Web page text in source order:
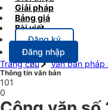
Giải pháp
Bảng giá
Bài viết
Đăng ký
Đăng nhập
Trang chủ
Văn bản pháp
Thông tin văn bản
101
0